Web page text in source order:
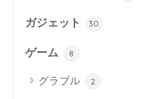
ガジェット 30
ゲーム 8
グラブル 2